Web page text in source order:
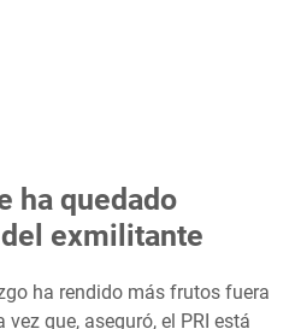
ha quedado
exmilitante
ha rendido más frutos fuera
que, aseguró, el PRI está